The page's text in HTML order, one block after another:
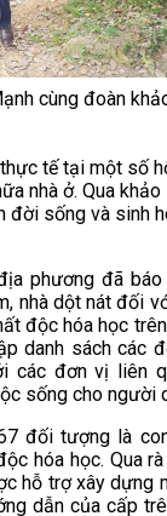
cùng đoàn
tế tại một số
nhà ở. Qua khảo
đời sống và sinh
phương đã
nhà dột nát đối
độc hóa học
danh sách các
các đơn vị liên
sống cho người
đối tượng là
hóa học. Qua
hỗ trợ xây dựng
dẫn của cấp